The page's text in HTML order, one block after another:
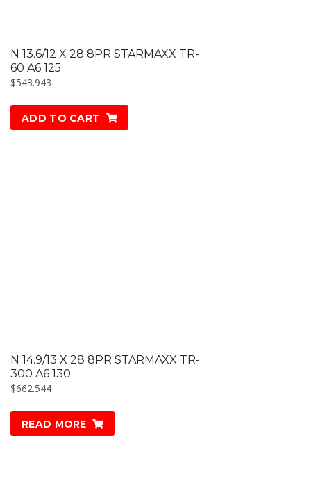
N 13.6/12 X 28 8PR STARMAXX TR-
60 A6 125
$543.943
ADD TO CART
N 14.9/13 X 28 8PR STARMAXX TR-
300 A6 130
$662.544
READ MORE